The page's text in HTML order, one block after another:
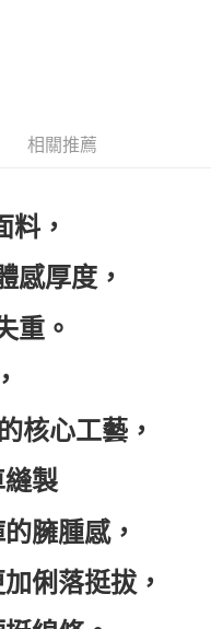
相關推薦
料，
感厚度，
重。
核心工藝，
製
臃腫感，
俐落挺拔，